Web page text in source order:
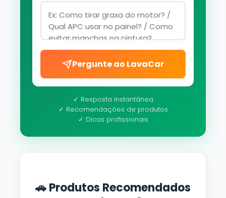
Pergunte ao LavaCar
✓ Resposta instantânea
✓ Recomendações de produtos
✓ Dicas profissionais
🚗 Produtos Recomendados